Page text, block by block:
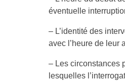
éventuelle
– L’identité des
avec l’heure de leur
– Les circonstances
lesquelles